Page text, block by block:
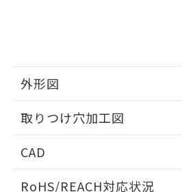
外形図
取りつけ穴加工図
CAD
RoHS/REACH対応状況
欄に対応日を記載しており
既に当社にて対応品への在
り、2022年1月12日より割
す。